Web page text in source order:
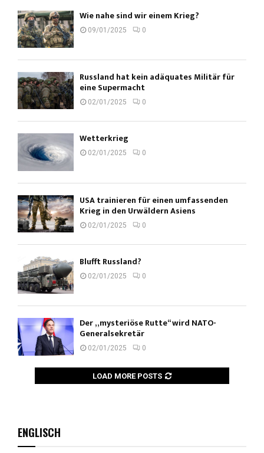
Wie nahe sind wir einem Krieg?
09/01/2025 0
Russland hat kein adäquates Militär für
eine Supermacht
02/01/2025 0
Wetterkrieg
02/01/2025 0
USA trainieren für einen umfassenden
Krieg in den Urwäldern Asiens
02/01/2025 0
Blufft Russland?
02/01/2025 0
Der „mysteriöse Rutte“ wird NATO-
Generalsekretär
02/01/2025 0
LOAD MORE POSTS
ENGLISCH